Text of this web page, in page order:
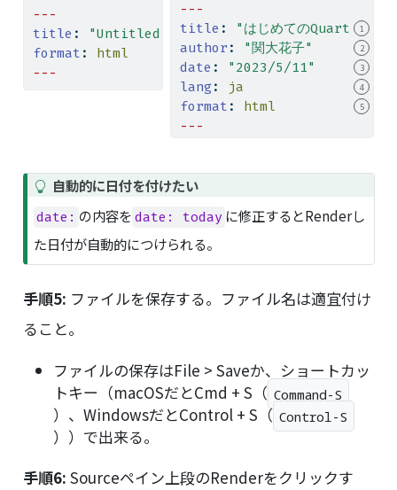
---
title :
"Untitled"
format :
html
---
---
1
title : "はじめてのQuarto"
2
author : "関大花子"
3
date : "2023/5/11"
4
lang : ja
5
format :
html
---
T
p
自動的に日付を付けたい
date: の内容を date: today に修正するとRenderし
た日付が自動的につけられる。
手順5: ファイルを保存する。ファイル名は適宜付け
ること。
ファイルの保存はFile > Saveか、ショートカッ
トキー（macOSだとCmd + S（ Command-S
Command-S
）、WindowsだとControl + S（ Control-S
Control-S
））で出来る。
手順6: Sourceペイン上段のRenderをクリックす